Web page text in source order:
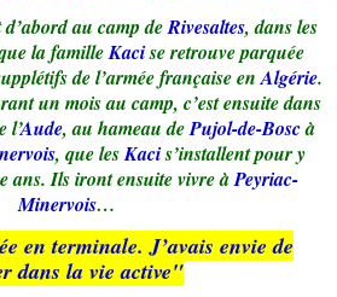
d’abord au camp deRivesaltes, dans les
la familleKacise retrouve parquée
de l’armée française enAlgérie.
un mois au camp, c’est ensuite dans
l’Aude, au hameau dePujol-de-Boscà
, que lesKacis’installent pour y
ans. Ils iront ensuite vivre àPeyriac-
Minervois…
en terminale. J’avais envie de
dans la vie active"